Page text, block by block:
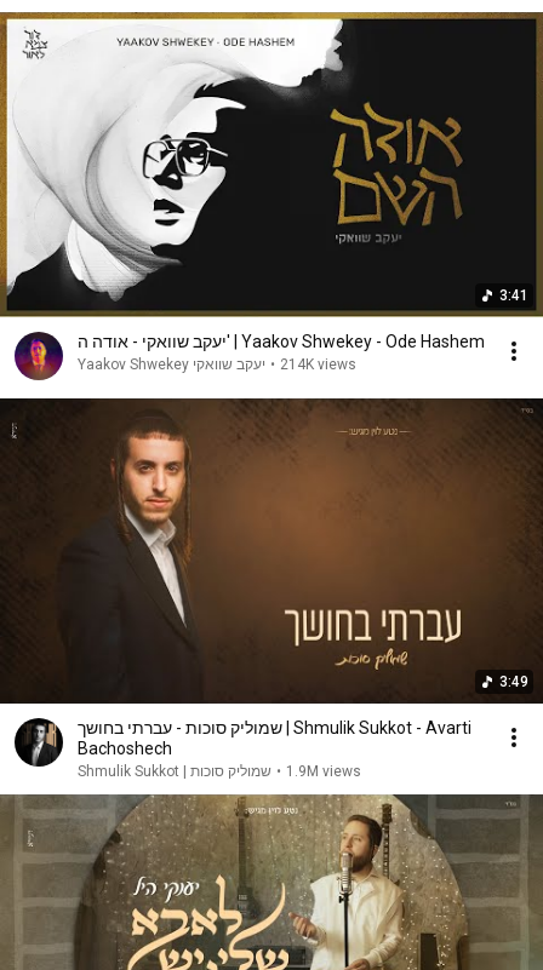
3:41
יעקב שוואקי - אודה ה' | Yaakov Shwekey - Ode Hashem
Yaakov Shwekey יעקב שוואקי • 214K views
3:49
שמוליק סוכות - עברתי בחושך | Shmulik Sukkot - Avarti
Bachoshech
שמוליק סוכות | Shmulik Sukkot • 1.9M views